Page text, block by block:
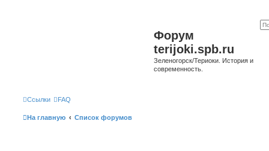
Форум
terijoki.spb.ru
Зеленогорск/Териоки. История и
современность.
Ссылки FAQ
На главную Список форумов